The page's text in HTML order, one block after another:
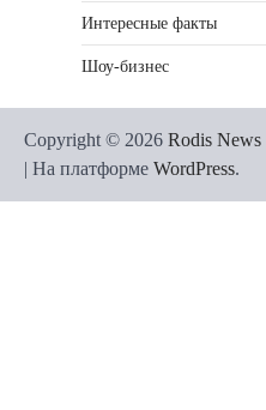
Интересные факты
Шоу-бизнес
Copyright © 2026 Rodis News
| На платформе WordPress.